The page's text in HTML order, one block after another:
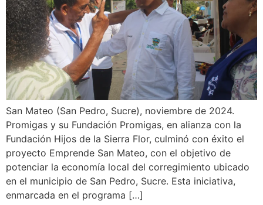
San Mateo (San Pedro, Sucre), noviembre de 2024.
Promigas y su Fundación Promigas, en alianza con la
Fundación Hijos de la Sierra Flor, culminó con éxito el
proyecto Emprende San Mateo, con el objetivo de
potenciar la economía local del corregimiento ubicado
en el municipio de San Pedro, Sucre. Esta iniciativa,
enmarcada en el programa […]